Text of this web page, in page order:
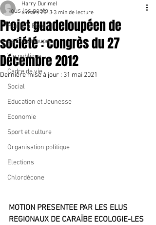
Tous les posts
Pointe à Pitre
La Guadeloupe
Vie publique
Cadre de vie
Social
Education et Jeunesse
Economie
Sport et culture
Organisation politique
Elections
Chlordécone
Projet guadeloupéen de
société : congrès du 27
Décembre 2012
Harry Durimel
6 mars 2013 3 min de lecture
Dernière mise à jour : 31 mai 2021
MOTION PRESENTEE PAR LES ELUS
REGIONAUX DE CARAÏBE ECOLOGIE-LES